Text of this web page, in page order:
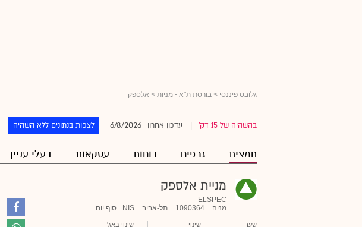
גלובס פיננסי > בורסת ת"א - מניות > אלספק
בהשהיה של 15 דק' עדכון אחרון 6/8/2026 לצפות בנתונים ללא השהיה
תמצית גרפים דוחות עסקאות בעלי עניין
מניית אלספק
ELSPEC
מניה
1090364 תל-אביב NIS סוף יום
שער שינוי שינוי באג'